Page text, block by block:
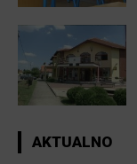
AKTUALNO